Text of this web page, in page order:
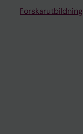
Forskarutbildning